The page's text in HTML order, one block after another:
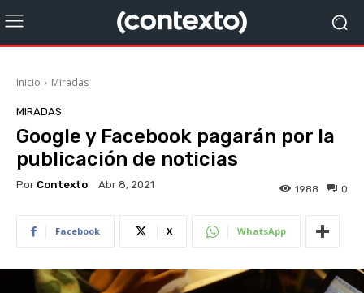
Inicio Miradas
MIRADAS
Google y Facebook pagarán por la
publicación de noticias
Por Contexto Abr 8, 2021 0
1988
Facebook X WhatsApp